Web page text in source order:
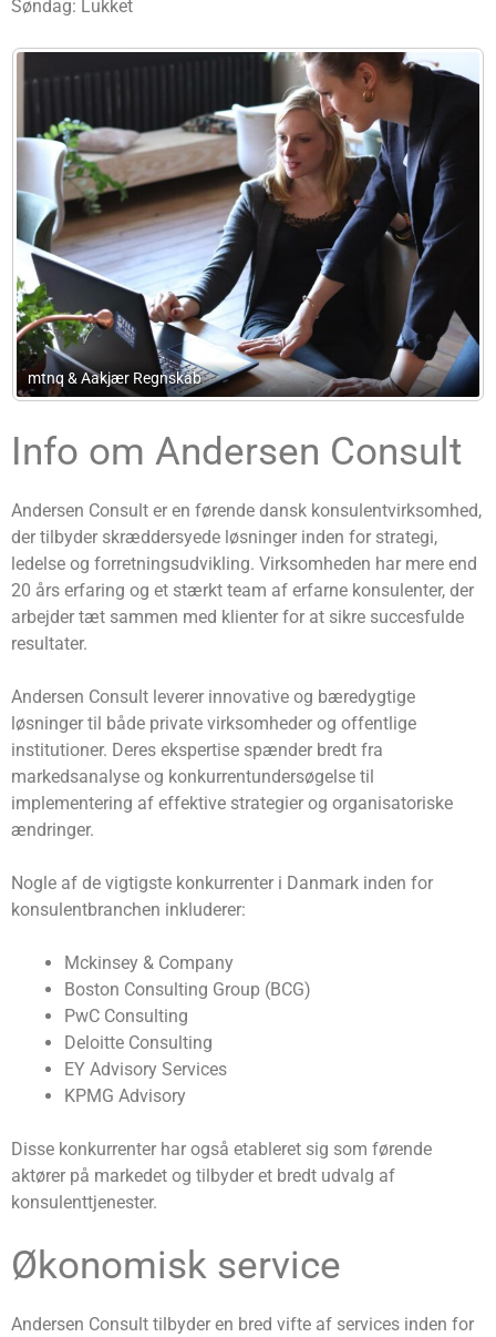
Søndag: Lukket
Bøgetoften
Info om Andersen Consult
Andersen Consult er en førende dansk konsulentvirksomhed,
der tilbyder skræddersyede løsninger inden for strategi,
ledelse og forretningsudvikling. Virksomheden har mere end
20 års erfaring og et stærkt team af erfarne konsulenter, der
arbejder tæt sammen med klienter for at sikre succesfulde
resultater.
Andersen Consult leverer innovative og bæredygtige
løsninger til både private virksomheder og offentlige
institutioner. Deres ekspertise spænder bredt fra
markedsanalyse og konkurrentundersøgelse til
implementering af effektive strategier og organisatoriske
ændringer.
Nogle af de vigtigste konkurrenter i Danmark inden for
konsulentbranchen inkluderer:
Mckinsey & Company
Boston Consulting Group (BCG)
PwC Consulting
Deloitte Consulting
EY Advisory Services
KPMG Advisory
Disse konkurrenter har også etableret sig som førende
aktører på markedet og tilbyder et bredt udvalg af
konsulenttjenester.
Økonomisk service
Andersen Consult tilbyder en bred vifte af services inden for